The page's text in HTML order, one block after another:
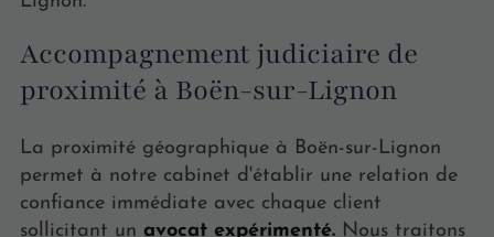
Accompagnement judiciaire de
proximité à Boën-sur-Lignon
La proximité géographique à Boën-sur-Lignon
permet à notre cabinet d'établir une relation de
confiance immédiate avec chaque client
sollicitant unavocat expérimenté. Nous traitons